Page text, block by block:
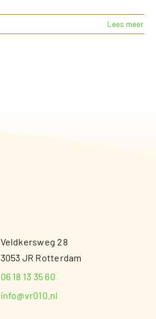
Lees meer
Veldkersweg 28
3053 JR Rotterdam
06 18 13 35 60
info@vr010.nl